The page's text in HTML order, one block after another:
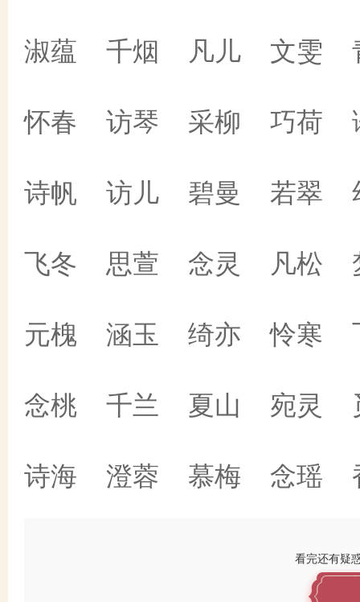
淑蕴 千烟 凡儿 文雯
怀春 访琴 采柳 巧荷
诗帆 访儿 碧曼 若翠
飞冬 思萱 念灵 凡松
元槐 涵玉 绮亦 怜寒
念桃 千兰 夏山 宛灵
诗海 澄蓉 慕梅 念瑶
看完还有疑